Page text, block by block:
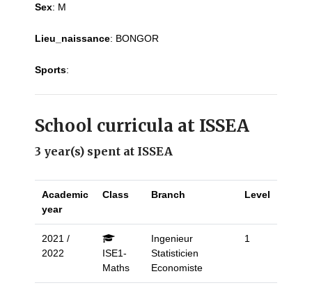
Sex: M
Lieu_naissance: BONGOR
Sports:
School curricula at ISSEA
3 year(s) spent at ISSEA
Academic
year
Class Branch Level
2021 /
2022
ISE1-
Maths
Ingenieur
Statisticien
Economiste
1